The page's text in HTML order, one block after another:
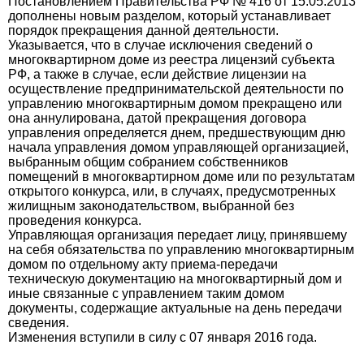
дополнены новым разделом, который устанавливает
порядок прекращения данной деятельности.
Указывается, что в случае исключения сведений о
многоквартирном доме из реестра лицензий субъекта
РФ, а также в случае, если действие лицензии на
осуществление предпринимательской деятельности по
управлению многоквартирным домом прекращено или
она аннулирована, датой прекращения договора
управления определяется днем, предшествующим дню
начала управления домом управляющей организацией,
выбранным общим собранием собственников
помещений в многоквартирном доме или по результатам
открытого конкурса, или, в случаях, предусмотренных
жилищным законодательством, выбранной без
проведения конкурса.
Управляющая организация передает лицу, принявшему
на себя обязательства по управлению многоквартирным
домом по отдельному акту приема-передачи
техническую документацию на многоквартирный дом и
иные связанные с управлением таким домом
документы, содержащие актуальные на день передачи
сведения.
Изменения вступили в силу с 07 января 2016 года.